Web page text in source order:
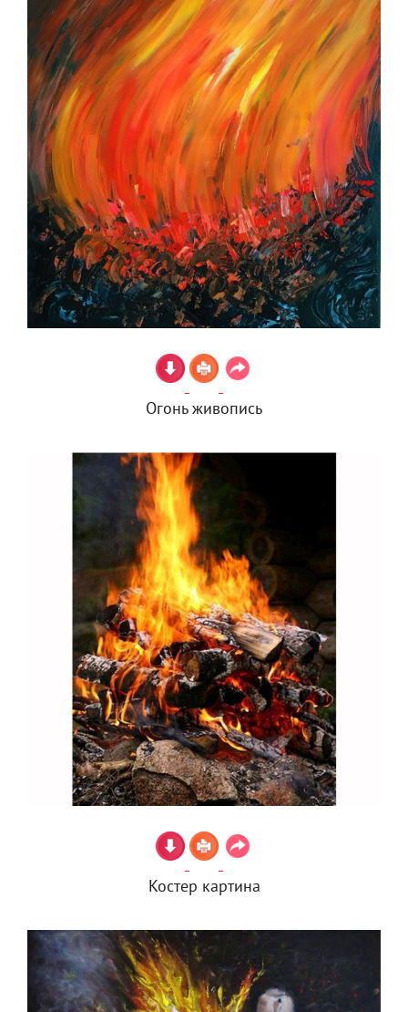
Огонь живопись
Костер картина